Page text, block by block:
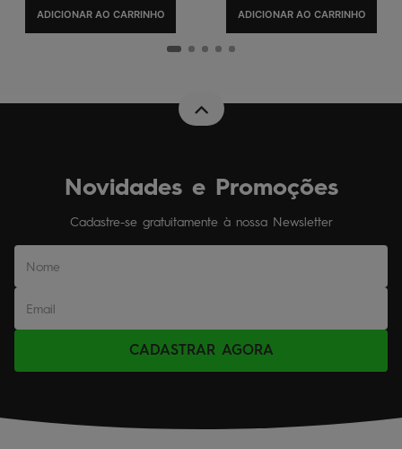
ADICIONAR AO CARRINHO ADICIONAR AO CARRINHO
Novidades e Promoções
Cadastre-se gratuitamente à nossa Newsletter
CADASTRAR AGORA